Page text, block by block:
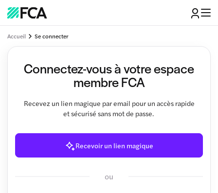
Accueil Se connecter
Connectez-vous à votre espace
membre FCA
Recevez un lien magique par email pour un accès rapide
et sécurisé sans mot de passe.
Recevoir un lien magique
ou